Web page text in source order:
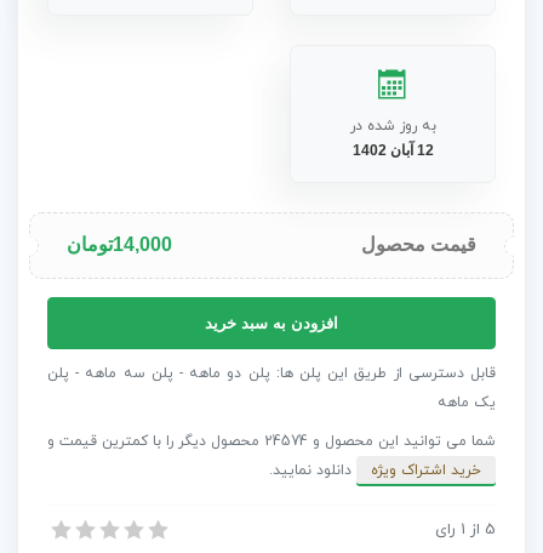
به روز شده در
12 آبان 1402
قیمت محصول 14,000تومان
ساخت
تیتراژ
Daredevil
سینمافوردی
افزودن به سبد خرید
قابل دسترسی از طریق این پلن ها: پلن دو ماهه - پلن سه ماهه - پلن
یک ماهه
شما می توانید این محصول و 24574 محصول دیگر را با کمترین قیمت و
خرید اشتراک ویژه
دانلود نمایید.
دوره آموزشی ساخت تیتراژ به سبک Daredevil در سینمافوردی
5 از 1 رای